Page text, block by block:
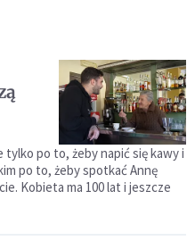
po to, żeby napić się kawy i
po to, żeby spotkać Annę
Kobieta ma 100 lat i jeszcze